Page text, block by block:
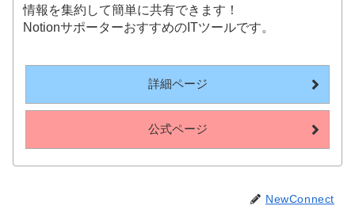
情報を集約して簡単に共有できます！
NotionサポーターおすすめのITツールです。
詳細ページ
公式ページ
NewConnect